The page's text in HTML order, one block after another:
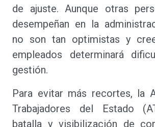
de ajuste. Aunque otras
desempeñan en la
no son tan optimistas y
empleados determinará
gestión.
Para evitar más recortes, la
Trabajadores del Estado
batalla y visibilización de